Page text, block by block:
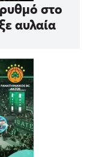
στο
αυλαία